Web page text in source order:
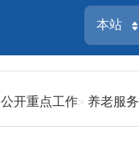
开重点工作 养老服务